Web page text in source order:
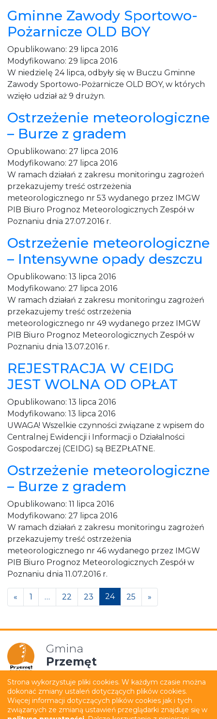
Gminne Zawody Sportowo-
Pożarnicze OLD BOY
Opublikowano: 29 lipca 2016
Modyfikowano: 29 lipca 2016
W niedzielę 24 lipca, odbyły się w Buczu Gminne
Zawody Sportowo-Pożarnicze OLD BOY, w których
wzięło udział aż 9 drużyn.
Ostrzeżenie meteorologiczne
– Burze z gradem
Opublikowano: 27 lipca 2016
Modyfikowano: 27 lipca 2016
W ramach działań z zakresu monitoringu zagrożeń
przekazujemy treść ostrzeżenia
meteorologicznego nr 53 wydanego przez IMGW
PIB Biuro Prognoz Meteorologicznych Zespół w
Poznaniu dnia 27.07.2016 r.
Ostrzeżenie meteorologiczne
– Intensywne opady deszczu
Opublikowano: 13 lipca 2016
Modyfikowano: 27 lipca 2016
W ramach działań z zakresu monitoringu zagrożeń
przekazujemy treść ostrzeżenia
meteorologicznego nr 49 wydanego przez IMGW
PIB Biuro Prognoz Meteorologicznych Zespół w
Poznaniu dnia 13.07.2016 r.
REJESTRACJA W CEIDG
JEST WOLNA OD OPŁAT
Opublikowano: 13 lipca 2016
Modyfikowano: 13 lipca 2016
UWAGA! Wszelkie czynności związane z wpisem do
Centralnej Ewidencji i Informacji o Działalności
Gospodarczej (CEIDG) są BEZPŁATNE.
Ostrzeżenie meteorologiczne
– Burze z gradem
Opublikowano: 11 lipca 2016
Modyfikowano: 27 lipca 2016
W ramach działań z zakresu monitoringu zagrożeń
przekazujemy treść ostrzeżenia
meteorologicznego nr 46 wydanego przez IMGW
PIB Biuro Prognoz Meteorologicznych Zespół w
Poznaniu dnia 11.07.2016 r.
Posts navigation
« 1 … 22 23 24 25 »
Gmina
Przemęt
Mapa strony
Polityka prywatności
Deklaracja dostępności
Film z tłumaczeniem PJM
Strona wykorzystuje pliki cookies. W każdym czasie można
dokonać zmiany ustaleń dotyczących plików cookies.
Więcej informacji dotyczących plików cookies jak i tych
związanych ze zmianą ustawień przeglądarki znajduje się w